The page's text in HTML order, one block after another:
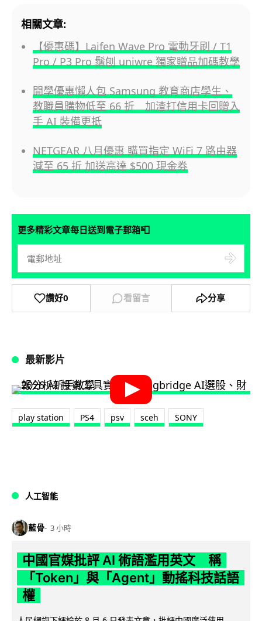
相關文章:
【優惠碼】Laifen Wave Pro 電動牙刷 / T1
Pro / P3 Pro 鬚刨 uniwre 獨家贈品加碼教學
開學優惠懶人包 Samsung 教育商店學生、
教職員購物低至 66 折 加渣打信用卡回贈入
手 AI 裝備更抵
NETGEAR 八月優惠 購買指定 WiFi 7 路由器
減至 65 折 加送高達 $500 現金券
更多精彩文章每日送到電子郵箱📮
讚好0 看留言 分享
最新影片
play station PS4 psv sceh SONY
人工智能
藍骨 3 小時
中國官媒批評 AI 術語濫用英文 稱
「Token」與「Agent」動搖科技話語
權